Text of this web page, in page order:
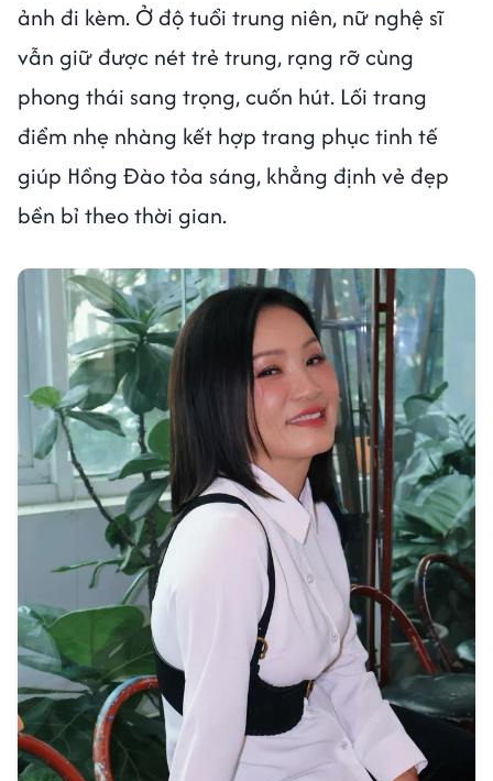
ảnh đi kèm. Ở độ tuổi trung niên, nữ nghệ sĩ
vẫn giữ được nét trẻ trung, rạng rỡ cùng
phong thái sang trọng, cuốn hút. Lối trang
điểm nhẹ nhàng kết hợp trang phục tinh tế
giúp Hồng Đào tỏa sáng, khẳng định vẻ đẹp
bền bỉ theo thời gian.